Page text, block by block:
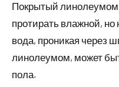
Покрытый линолеумом
протирать влажной, но
вода, проникая через
линолеумом, может
пола.